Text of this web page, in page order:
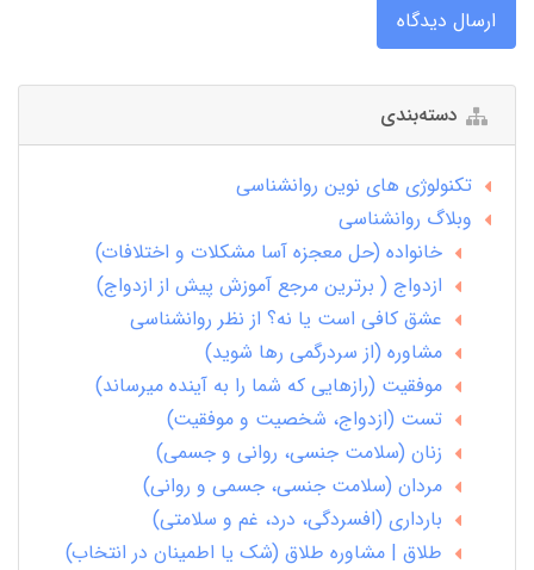
ارسال دیدگاه
دسته‌بندی
تکنولوژی های نوین روانشناسی
وبلاگ روانشناسی
خانواده (حل معجزه آسا مشکلات و اختلافات)
ازدواج ( برترین مرجع آموزش پیش از ازدواج)
عشق کافی است یا نه؟ از نظر روانشناسی
مشاوره (از سردرگمی رها شوید)
موفقیت (رازهایی که شما را به آینده میرساند)
تست (ازدواج، شخصیت و موفقیت)
زنان (سلامت جنسی، روانی و جسمی)
مردان (سلامت جنسی، جسمی و روانی)
بارداری (افسردگی، درد، غم و سلامتی)
طلاق | مشاوره طلاق (شک یا اطمینان در انتخاب)